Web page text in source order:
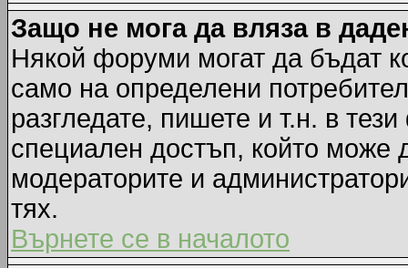
Защо не мога да вляза в
Някой форуми могат да бъдат
само на определени
разгледате, пишете и т.н. в
специален достъп, който може
модераторите и
тях.
Върнете се в началото